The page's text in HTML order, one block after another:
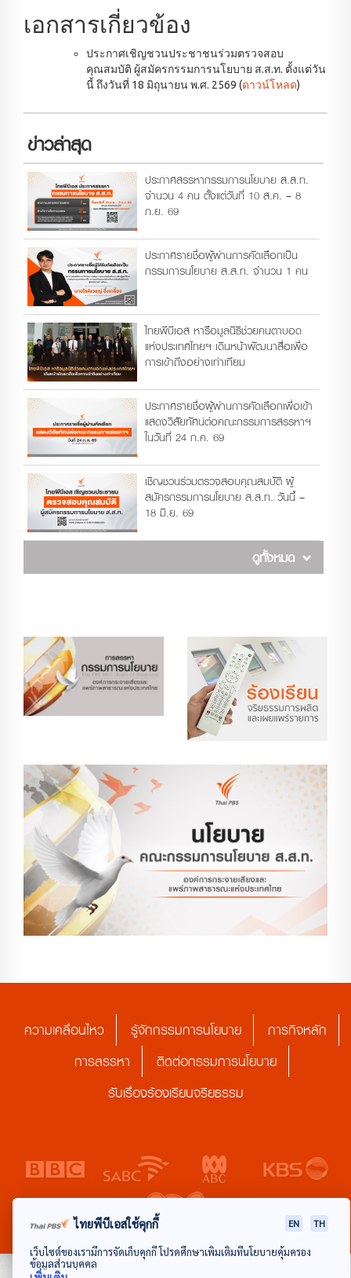
เอกสารเกี่ยวข้อง
ประกาศเชิญชวนประชาชนร่วมตรวจสอบ
คุณสมบัติ ผู้สมัครกรรมการนโยบาย ส.ส.ท. ตั้งแต่วัน
นี้ ถึงวันที่ 18 มิถุนายน พ.ศ. 2569 (ดาวน์โหลด)
ข่าวล่าสุด
ประกาศสรรหากรรมการนโยบาย ส.ส.ท.
จำนวน 4 คน ตั้งแต่วันที่ 10 ส.ค. – 8
ก.ย. 69
ประกาศรายชื่อผู้ผ่านการคัดเลือกเป็น
กรรมการนโยบาย ส.ส.ท. จำนวน 1 คน
ไทยพีบีเอส หารือมูลนิธิช่วยคนตาบอด
แห่งประเทศไทยฯ เดินหน้าพัฒนาสื่อเพื่อ
การเข้าถึงอย่างเท่าเทียม
ประกาศรายชื่อผู้ผ่านการคัดเลือกเพื่อเข้า
แสดงวิสัยทัศน์ต่อคณะกรรมการสรรหาฯ
ในวันที่ 24 ก.ค. 69
เชิญชวนร่วมตรวจสอบคุณสมบัติ ผู้
สมัครกรรมการนโยบาย ส.ส.ท. วันนี้ –
18 มิ.ย. 69
ดูทั้งหมด
ความเคลื่อนไหว รู้จักกรรมการนโยบาย
ภารกิจหลัก
การสรรหา
ติดต่อกรรมการนโยบาย
รับเรื่องร้องเรียนจริยธรรม
ไทยพีบีเอสใช้คุกกี้ EN TH
เว็บไซต์ของเรามีการจัดเก็บคุกกี้ โปรดศึกษาเพิ่มเติมที่นโยบายคุ้มครอง
ข้อมูลส่วนบุคคล